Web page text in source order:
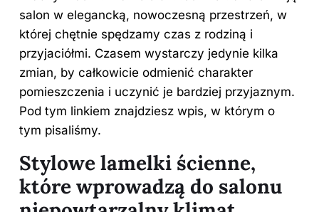
salon w elegancką, nowoczesną przestrzeń, w
której chętnie spędzamy czas z rodziną i
przyjaciółmi. Czasem wystarczy jedynie kilka
zmian, by całkowicie odmienić charakter
pomieszczenia i uczynić je bardziej przyjaznym.
Pod tym linkiem znajdziesz wpis, w którym o
tym pisaliśmy.
Stylowe lamelki ścienne,
które wprowadzą do salonu